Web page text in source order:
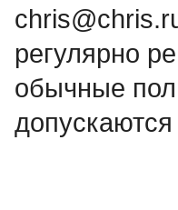
регулярно
обычные